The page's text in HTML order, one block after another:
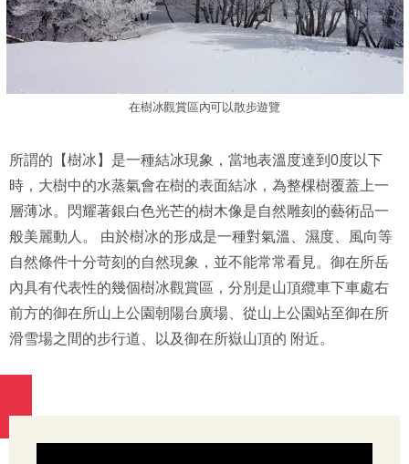
在樹冰觀賞區內可以散步遊覽
所謂的【樹冰】是一種結冰現象，當地表溫度達到0度以下
時，大樹中的水蒸氣會在樹的表面結冰，為整棵樹覆蓋上一
層薄冰。閃耀著銀白色光芒的樹木像是自然雕刻的藝術品一
般美麗動人。 由於樹冰的形成是一種對氣溫、濕度、風向等
自然條件十分苛刻的自然現象，並不能常常看見。御在所岳
內具有代表性的幾個樹冰觀賞區，分別是山頂纜車下車處右
前方的御在所山上公園朝陽台廣場、從山上公園站至御在所
滑雪場之間的步行道、以及御在所嶽山頂的 附近。